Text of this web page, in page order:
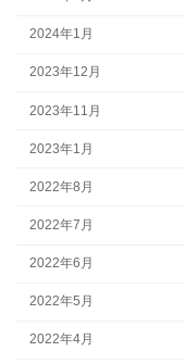
2024年1月
2023年12月
2023年11月
2023年1月
2022年8月
2022年7月
2022年6月
2022年5月
2022年4月